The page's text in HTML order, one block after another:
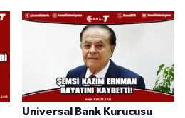
Universal Bank Kurucusu